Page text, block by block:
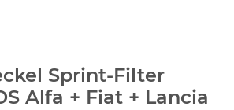
Sprint-Filter
Alfa + Fiat + Lancia